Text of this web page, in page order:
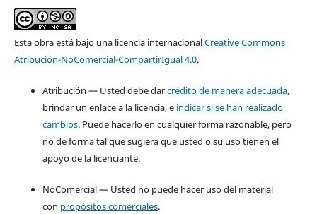
Esta obra está bajo una licencia internacionalCreative Commons
Atribución-NoComercial-CompartirIgual 4.0.
Atribución — Usted debe darcrédito de manera adecuada,
brindar un enlace a la licencia, e indicar si se han realizado
cambios. Puede hacerlo en cualquier forma razonable, pero
no de forma tal que sugiera que usted o su uso tienen el
apoyo de la licenciante.
NoComercial — Usted no puede hacer uso del material
con propósitos comerciales.